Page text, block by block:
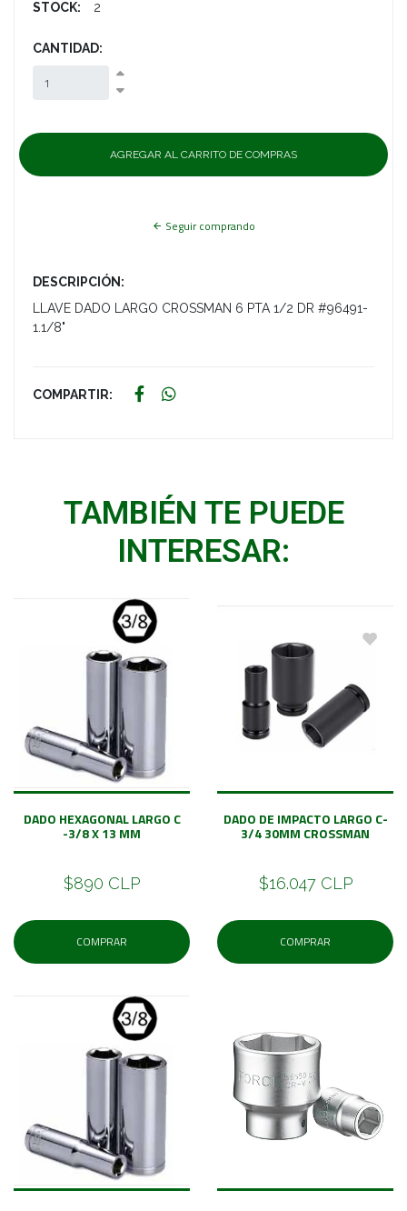
STOCK: 2
CANTIDAD:
Seguir comprando
DESCRIPCIÓN:
LLAVE DADO LARGO CROSSMAN 6 PTA 1/2 DR #96491-
1.1/8"
COMPARTIR:
TAMBIÉN TE PUEDE
INTERESAR:
DADO HEXAGONAL LARGO C
-3/8 X 13 MM
$890 CLP
COMPRAR
DADO DE IMPACTO LARGO C-
3/4 30MM CROSSMAN
$16.047 CLP
COMPRAR